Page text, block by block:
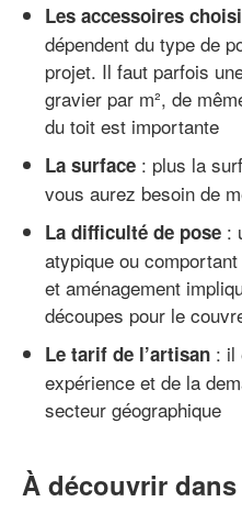
Les accessoires
dépendent du type de
projet. Il faut parfois
gravier par m², de
du toit est importante
La surface : plus la
vous aurez besoin de
La difficulté de pose :
atypique ou
et aménagement
découpes pour le
Le tarif de l’artisan : il
expérience et de la
secteur géographique
À découvrir